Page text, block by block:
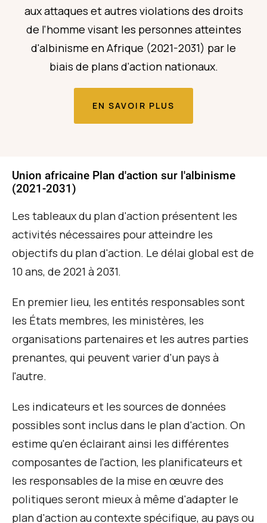
aux attaques et autres violations des droits
de l'homme visant les personnes atteintes
d'albinisme en Afrique (2021-2031) par le
biais de plans d'action nationaux.
EN SAVOIR PLUS
Union africaine Plan d'action sur l'albinisme
(2021-2031)
Les tableaux du plan d'action présentent les
activités nécessaires pour atteindre les
objectifs du plan d'action. Le délai global est de
10 ans, de 2021 à 2031.
En premier lieu, les entités responsables sont
les États membres, les ministères, les
organisations partenaires et les autres parties
prenantes, qui peuvent varier d'un pays à
l'autre.
Les indicateurs et les sources de données
possibles sont inclus dans le plan d'action. On
estime qu'en éclairant ainsi les différentes
composantes de l'action, les planificateurs et
les responsables de la mise en œuvre des
politiques seront mieux à même d'adapter le
plan d'action au contexte spécifique, au pays ou